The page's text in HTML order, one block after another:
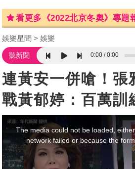
看更多《2022北京冬奧》專題
娛樂星聞 娛樂
聽新聞 0:00 0:00
連黃安一併嗆！張
戰黃郁婷：百萬訓
The media could not be loaded,
network failed or because the